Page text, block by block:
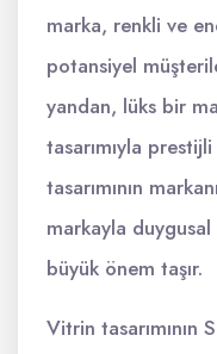
marka, renkli ve
potansiyel
yandan, lüks bir
tasarımıyla
tasarımının
markayla duygusal
büyük önem taşır.
Vitrin tasarımının